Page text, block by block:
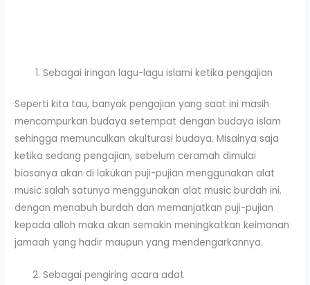
Sebagai iringan lagu-lagu islami ketika pengajian
Seperti kita tau, banyak pengajian yang saat ini masih
mencampurkan budaya setempat dengan budaya islam
sehingga memunculkan akulturasi budaya. Misalnya saja
ketika sedang pengajian, sebelum ceramah dimulai
biasanya akan di lakukan puji-pujian menggunakan alat
music salah satunya menggunakan alat music burdah ini.
dengan menabuh burdah dan memanjatkan puji-pujian
kepada alloh maka akan semakin meningkatkan keimanan
jamaah yang hadir maupun yang mendengarkannya.
Sebagai pengiring acara adat